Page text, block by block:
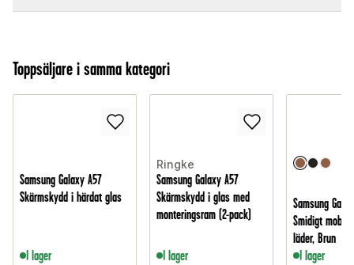
Toppsäljare i samma kategori
Samsung Galaxy A57
Skärmskydd i härdat glas
I lager
Ringke
Samsung Galaxy A57
Skärmskydd i glas med
monteringsram (2-pack)
I lager
Samsung
Smidigt
läder, Brun
I lager